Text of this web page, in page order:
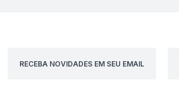
RECEBA NOVIDADES EM SEU EMAIL